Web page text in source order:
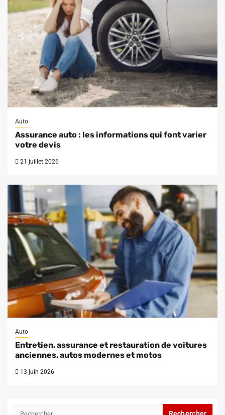
Auto
Assurance auto : les informations qui font varier
votre devis
21 juillet 2026
Auto
Entretien, assurance et restauration de voitures
anciennes, autos modernes et motos
13 juin 2026
Rechercher :